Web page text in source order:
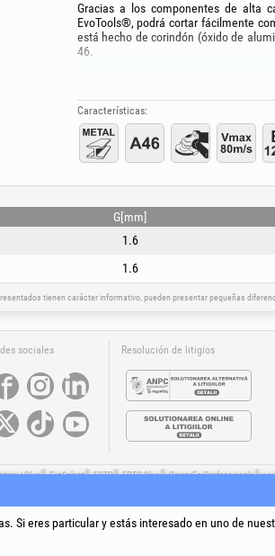
Gracias a los componentes de alta
EvoTools®, podrá cortar fácilmente
está hecho de corindón (óxido de
46.
europeas vigentes para artículos
Monte el disco abrasivo con el lado
disco se bloquee/se pegue en el eje.
producto solo junto con el equipo y
casco, guantes, calzado, protección
manual de uso del equipo base.
corporales y daños. Mantener fuera del
Características:
G[mm]
1.6
1.6
tienen carácter informativo, pueden presentar pequeñas
sociales Resolución de litigios
+Plus®, EvoSelect®, EPTO®, EPTO Plus®, PowerForProfessionals®y
Si eres particular y estás interesado en uno de